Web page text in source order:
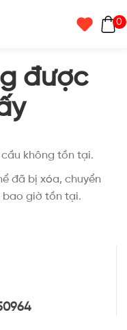
0
được
không tồn tại.
đã bị xóa, chuyển
bao giờ tồn tại.